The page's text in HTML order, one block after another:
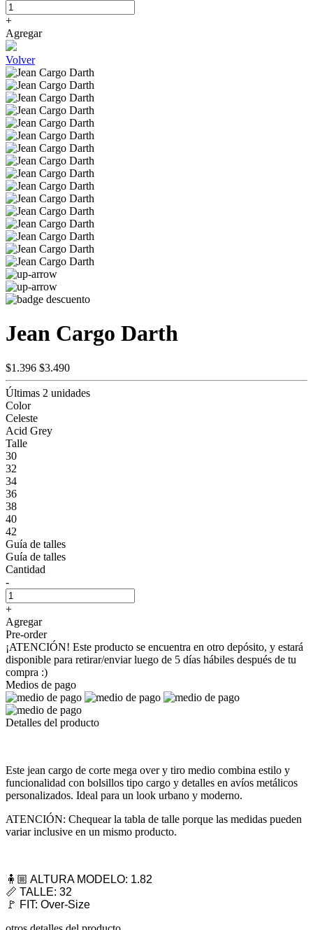
+
Agregar
Volver
Jean Cargo Darth
$1.396 $3.490
Últimas 2 unidades
Color
Celeste
Acid Grey
Talle
30
32
34
36
38
40
42
Guía de talles
Guía de talles
Cantidad
-
+
Agregar
Pre-order
¡ATENCIÓN! Este producto se encuentra en otro depósito, y estará
disponible para retirar/enviar luego de 5 días hábiles después de tu
compra :)
Medios de pago
Detalles del producto
Este jean cargo de corte mega over y tiro medio combina estilo y
funcionalidad con bolsillos tipo cargo y detalles en avíos metálicos
personalizados. Ideal para un look urbano y moderno.
ATENCIÓN: Chequear la tabla de talle porque las medidas pueden
variar inclusive en un mismo producto.
🧍🏼 ALTURA MODELO: 1.82
📏 TALLE: 32
🚩 FIT: Over-Size